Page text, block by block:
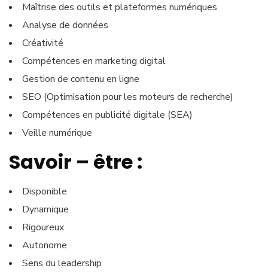
Maîtrise des outils et plateformes numériques
Analyse de données
Créativité
Compétences en marketing digital
Gestion de contenu en ligne
SEO (Optimisation pour les moteurs de recherche)
Compétences en publicité digitale (SEA)
Veille numérique
Savoir – être :
Disponible
Dynamique
Rigoureux
Autonome
Sens du leadership